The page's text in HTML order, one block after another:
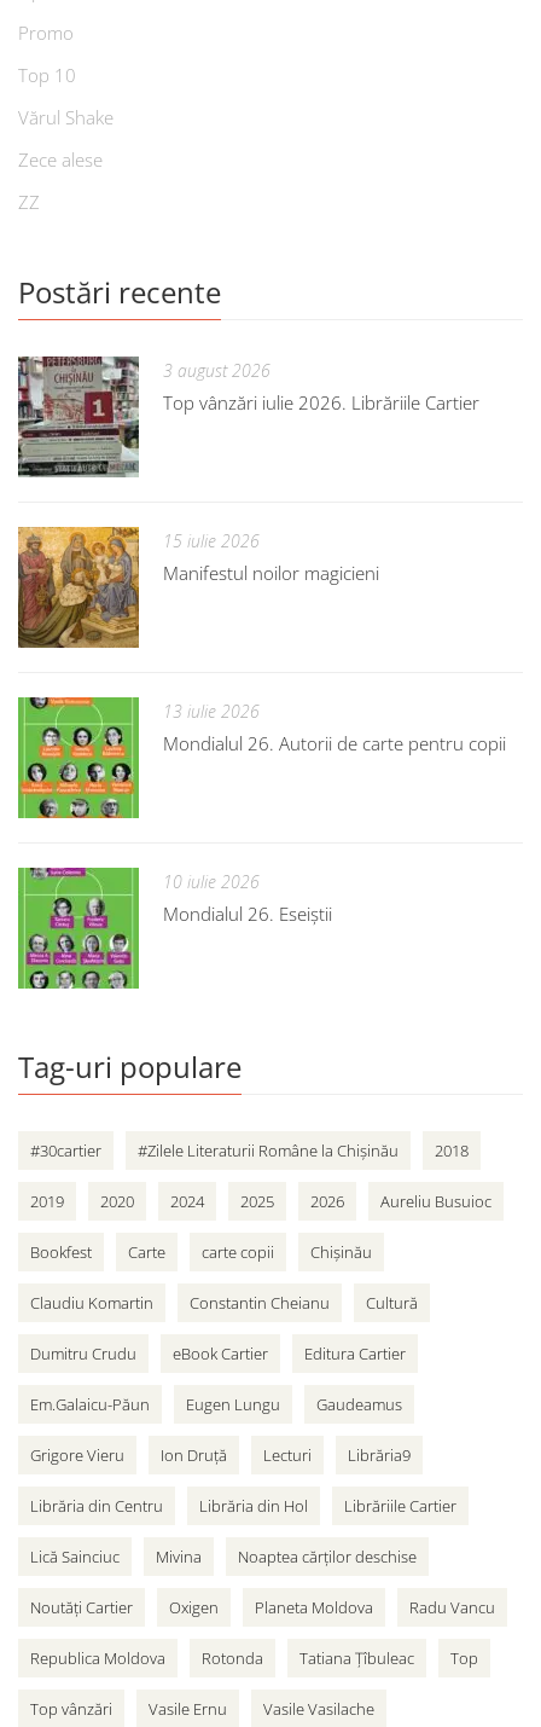
Promo
Top 10
Vărul Shake
Zece alese
ZZ
Postări recente
3 august 2026
Top vânzări iulie 2026. Librăriile Cartier
15 iulie 2026
Manifestul noilor magicieni
13 iulie 2026
Mondialul 26. Autorii de carte pentru copii
10 iulie 2026
Mondialul 26. Eseiștii
Tag-uri populare
#30cartier #Zilele Literaturii Române la Chișinău 2018
2019 2020 2024 2025 2026 Aureliu Busuioc
Bookfest Carte carte copii Chișinău
Claudiu Komartin Constantin Cheianu Cultură
Dumitru Crudu eBook Cartier Editura Cartier
Em.Galaicu-Păun Eugen Lungu Gaudeamus
Grigore Vieru Ion Druță Lecturi Librăria9
Librăria din Centru Librăria din Hol Librăriile Cartier
Lică Sainciuc Mivina Noaptea cărților deschise
Noutăți Cartier Oxigen Planeta Moldova Radu Vancu
Republica Moldova Rotonda Tatiana Țîbuleac Top
Top vânzări Vasile Ernu Vasile Vasilache